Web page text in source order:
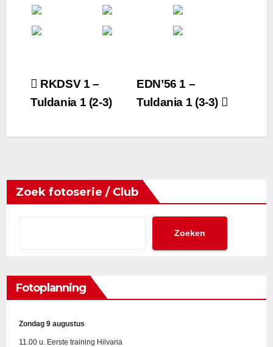
Bericht
navigatie
EDN’56 1 –
Tuldania 1 (3-3)
RKDSV 1 –
Tuldania 1 (2-3)
Zoek fotoserie / Club
Zoeken
Fotoplanning
Zondag 9 augustus
11.00 u. Eerste training Hilvaria